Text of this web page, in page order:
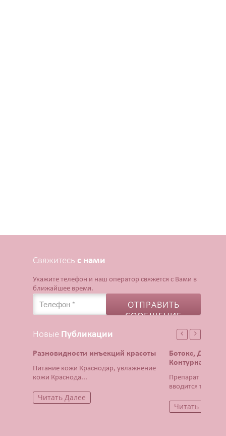
Свяжитесь с нами
Укажите телефон и наш оператор свяжется с Вами в
ближайшее время.
Новые Публикации
Разновидности инъекций красоты
Питание кожи Краснодар, увлажнение
кожи Краснода...
Читать Далее
Ботокс,
Контурная
Препарат Ботокс
вводится тонча...
Читать Далее